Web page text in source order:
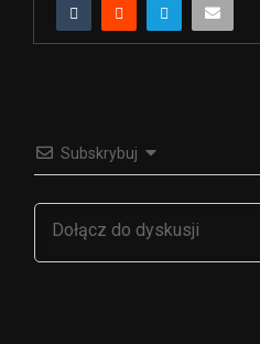
Subskrybuj